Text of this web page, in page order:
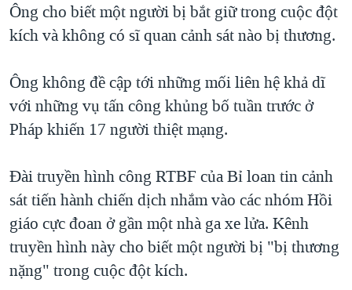
Ông cho biết một người bị bắt giữ trong cuộc đột
kích và không có sĩ quan cảnh sát nào bị thương.
Ông không đề cập tới những mối liên hệ khả dĩ
với những vụ tấn công khủng bố tuần trước ở
Pháp khiến 17 người thiệt mạng.
Đài truyền hình công RTBF của Bỉ loan tin cảnh
sát tiến hành chiến dịch nhắm vào các nhóm Hồi
giáo cực đoan ở gần một nhà ga xe lửa. Kênh
truyền hình này cho biết một người bị "bị thương
nặng" trong cuộc đột kích.